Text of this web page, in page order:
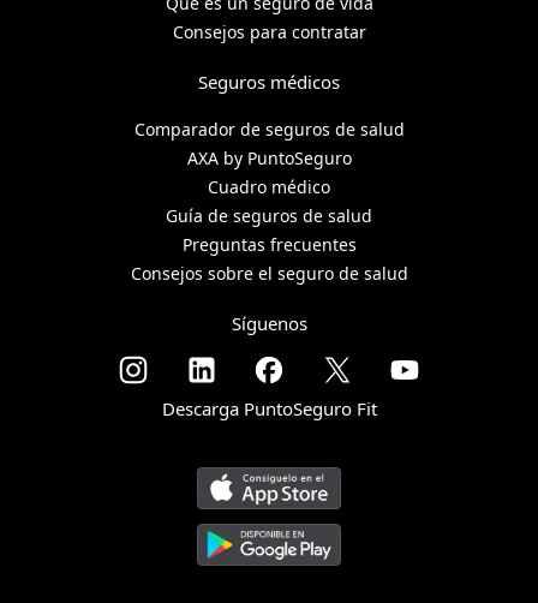
Consejos para contratar
Seguros médicos
Comparador de seguros de salud
AXA by PuntoSeguro
Cuadro médico
Guía de seguros de salud
Preguntas frecuentes
Consejos sobre el seguro de salud
Síguenos
Descarga PuntoSeguro Fit